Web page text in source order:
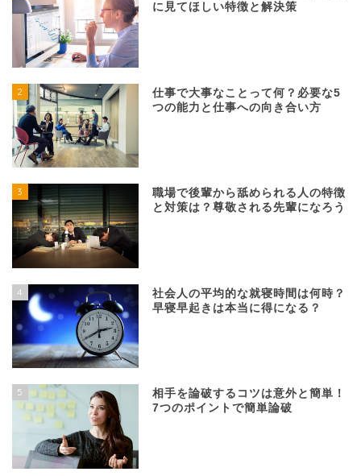
に見てほしい特徴と解決策
2
仕事で大事なことって何？必要な5
つの能力と仕事への向き合い方
3
職場で後輩から舐められる人の特徴
と対策は？尊敬される先輩になろう
4
社会人の平均的な就寝時間は何時？
早寝早起きは本当に得になる？
5
相手を論破するコツは意外と簡単！
7つのポイントで簡単論破